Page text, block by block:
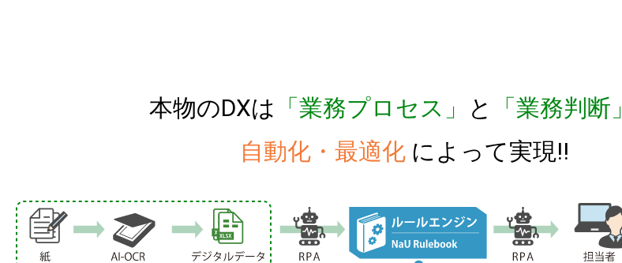
本物のDXは 「業務プロセス」 と 「業務判断」
自動化・最適化によって実現!!